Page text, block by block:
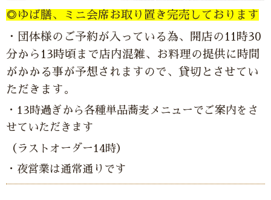
◎ゆば膳、ミニ会席お取り置き完売しております
・団体様のご予約が入っている為、開店の11時30
分から13時頃まで店内混雑、お料理の提供に時間
がかかる事が予想されますので、貸切とさせてい
ただきます。
・13時過ぎから各種単品蕎麦メニューでご案内をさ
せていただきます
（ラストオーダー14時）
・夜営業は通常通りです